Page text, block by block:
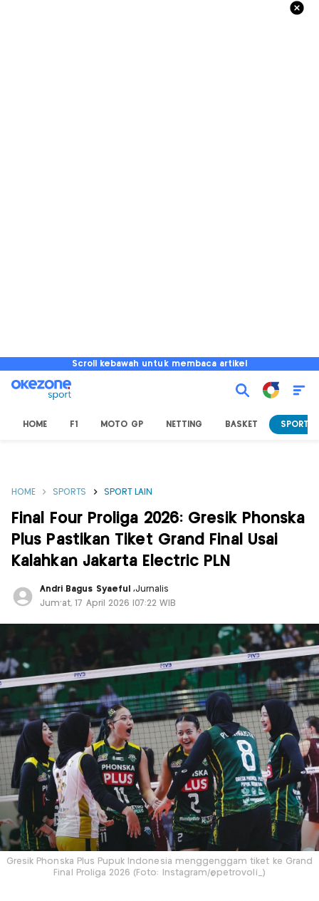
Scroll kebawah untuk membaca artikel
HOME F1 MOTO GP NETTING BASKET SPORT
HOME SPORTS SPORT LAIN
Final Four Proliga 2026: Gresik Phonska
Plus Pastikan Tiket Grand Final Usai
Kalahkan Jakarta Electric PLN
Andri Bagus Syaeful ,Jurnalis
Jum'at, 17 April 2026 |07:22 WIB
Gresik Phonska Plus Pupuk Indonesia menggenggam tiket ke Grand
Final Proliga 2026 (Foto: Instagram/@petrovoli_)